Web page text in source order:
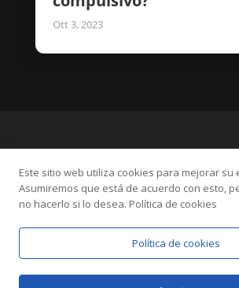
Ott 3, 2023
Este sitio web utiliza cookies para mejorar su
Asumiremos que está de acuerdo con esto,
no hacerlo si lo desea. Política de cookies
Política de cookies